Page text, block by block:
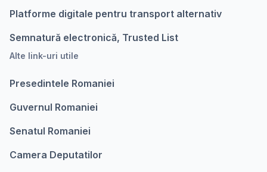
Platforme digitale pentru transport alternativ
Semnatură electronică, Trusted List
Alte link-uri utile
Presedintele Romaniei
Guvernul Romaniei
Senatul Romaniei
Camera Deputatilor